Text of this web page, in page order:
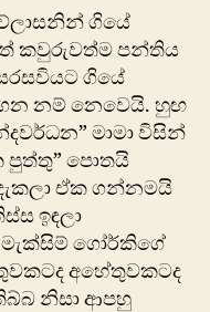
මායි
ගියේ
කවුරුවත්ම පන්තිය
ගි‍යේ
නම් නෙවෙයි. හුඟ
මාමා විසින්
පුත්තු” පොතයි
ඒක ගන්නමයි
ඉඳලා
ගෝර්කිගේ
අහේතුවකටද
නිසා ආපහු